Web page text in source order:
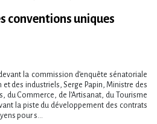
conventions uniques
la commission d​‌’enquête sénatoriale
des industriels, Serge Papin, Ministre des
du Commerce, de l​‌’Artisanat, du Tourisme
la piste du développement des contrats
pour s...